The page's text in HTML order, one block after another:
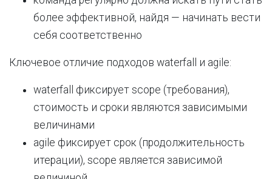
более эффективной, найдя — начинать вести
себя соответственно
Ключевое отличие подходов waterfall и agile:
waterfall фиксирует scope (требования),
стоимость и сроки являются зависимыми
величинами
agile фиксирует срок (продолжительность
итерации), scope является зависимой